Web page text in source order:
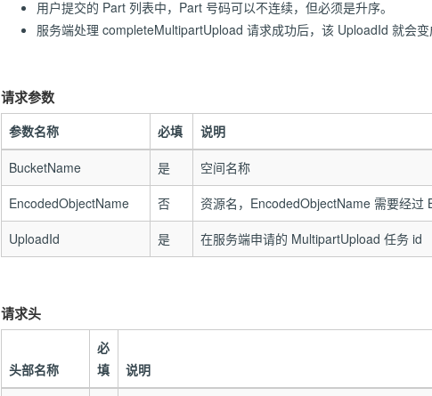
用户提交的 Part 列表中，Part 号码可以不连续，但必须是升序。
服务端处理 completeMultipartUpload 请求成功后，该 UploadId 就会
请求参数
参数名称 必填 说明
BucketName 是
空间名称
EncodedObjectName
否 资源名，EncodedObjectName 需要经过
UploadId
是 在服务端申请的 MultipartUpload 任务 id
请求头
头部名称
必
填
说明